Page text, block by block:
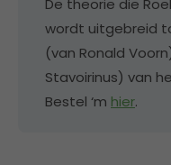
De theorie die
wordt uitgebreid
(van Ronald
Stavoirinus) van
Bestel ‘m hier.